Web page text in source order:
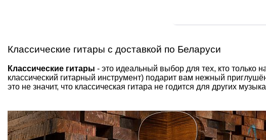
Классические гитары с доставкой по Беларуси
Классические гитары - это идеальный выбор для тех, кто только
классический гитарный инструмент) подарит вам нежный
это не значит, что классическая гитара не годится для других